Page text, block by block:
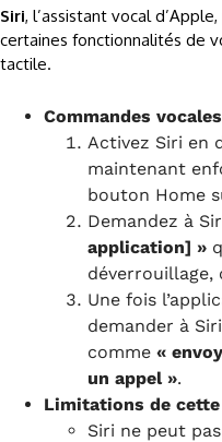
Siri, l’assistant vocal
certaines fonctionnalités de
tactile.
Commandes
Activez Siri en
maintenant
bouton Home
Demandez à
application] »
déverrouillage,
Une fois
demander à
comme «
un appel ».
Limitations de
Siri ne peut